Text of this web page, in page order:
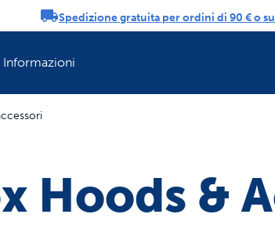
Spedizione gratuita per ordini di 90 € o
Informazioni
Hoods &